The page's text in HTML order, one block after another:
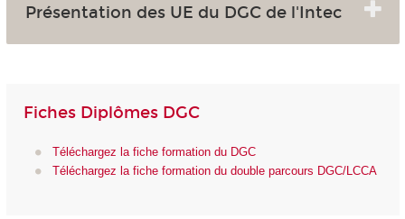
Présentation des UE du DGC de l'Intec
Fiches Diplômes DGC
Téléchargez la fiche formation du DGC
Téléchargez la fiche formation du double parcours DGC/LCCA